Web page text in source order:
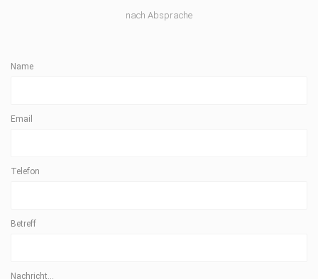
nach Absprache
Name
Email
Telefon
Betreff
Nachricht...